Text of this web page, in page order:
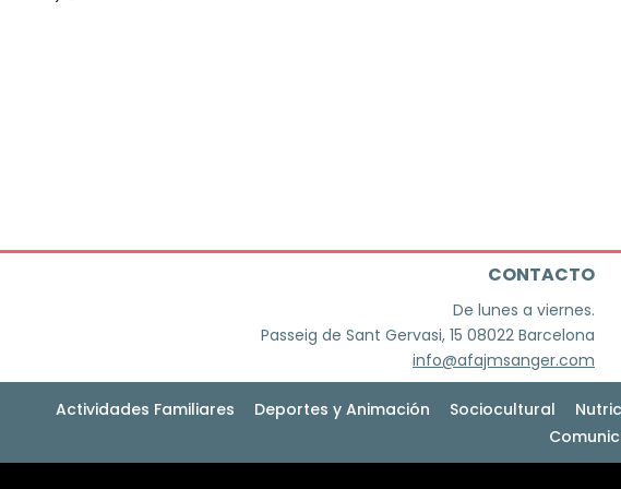
CONTACTO
De lunes a viernes.
Passeig de Sant Gervasi, 15 08022 Barcelona
info@afajmsanger.com
Actividades Familiares Deportes y Animación Sociocultural